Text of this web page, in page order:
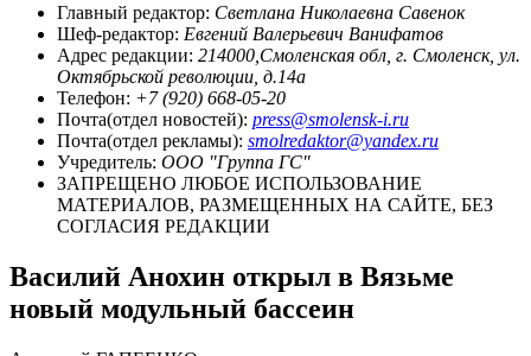
Главный редактор: Светлана Николаевна Савенок
Шеф-редактор: Евгений Валерьевич Ванифатов
Адрес редакции: 214000,Смоленская обл, г. Смоленск, ул.
Октябрьской революции, д.14а
Телефон: +7 (920) 668-05-20
Почта(отдел новостей): press@smolensk-i.ru
Почта(отдел рекламы): smolredaktor@yandex.ru
Учредитель: ООО "Группа ГС"
ЗАПРЕЩЕНО ЛЮБОЕ ИСПОЛЬЗОВАНИЕ
МАТЕРИАЛОВ, РАЗМЕЩЕННЫХ НА САЙТЕ, БЕЗ
СОГЛАСИЯ РЕДАКЦИИ
Василий Анохин открыл в Вязьме
новый модульный бассеин